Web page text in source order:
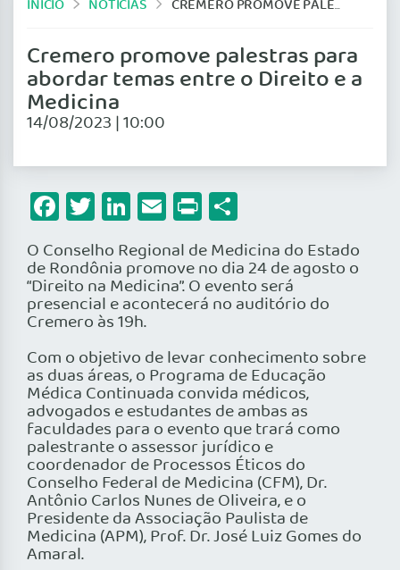
INÍCIO NOTÍCIAS CREMERO PROMOVE PALESTRAS PARA ABORDAR TEMAS ENTRE O DIREITO E A MEDICINA
Cremero promove palestras para
abordar temas entre o Direito e a
Medicina
14/08/2023 | 10:00
Facebook
Twitter
LinkedIn
Email
Print
O Conselho Regional de Medicina do Estado
de Rondônia promove no dia 24 de agosto o
“Direito na Medicina”. O evento será
presencial e acontecerá no auditório do
Cremero às 19h.
Com o objetivo de levar conhecimento sobre
as duas áreas, o Programa de Educação
Médica Continuada convida médicos,
advogados e estudantes de ambas as
faculdades para o evento que trará como
palestrante o assessor jurídico e
coordenador de Processos Éticos do
Conselho Federal de Medicina (CFM), Dr.
Antônio Carlos Nunes de Oliveira, e o
Presidente da Associação Paulista de
Medicina (APM), Prof. Dr. José Luiz Gomes do
Amaral.